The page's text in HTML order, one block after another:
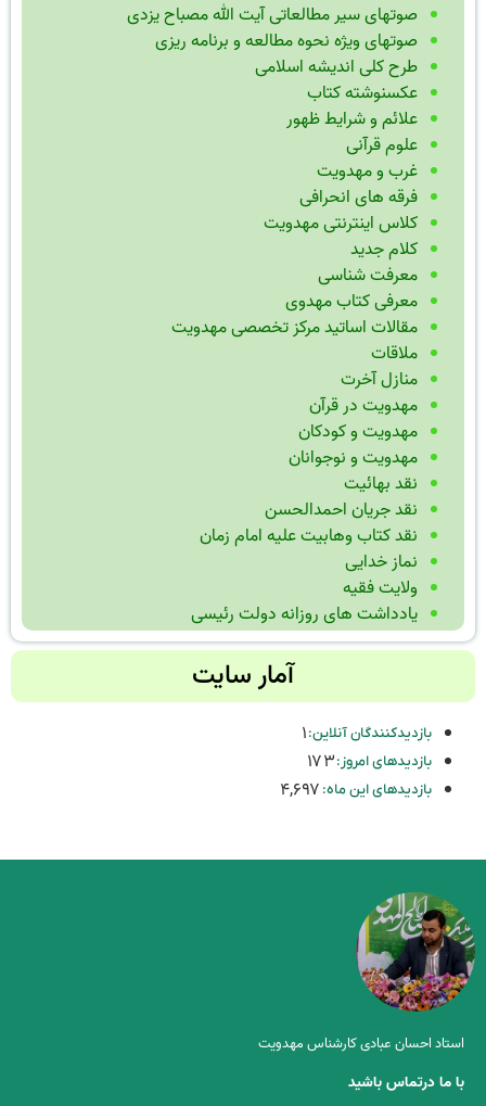
صوتهای سیر مطالعاتی آیت الله مصباح یزدی
صوتهای ویژه نحوه مطالعه و برنامه ریزی
طرح کلی اندیشه اسلامی
عکسنوشته کتاب
علائم و شرایط ظهور
علوم قرآنی
غرب و مهدویت
فرقه های انحرافی
کلاس اینترنتی مهدویت
کلام جدید
معرفت شناسی
معرفی کتاب مهدوی
مقالات اساتید مرکز تخصصی مهدویت
ملاقات
منازل آخرت
مهدویت در قرآن
مهدویت و کودکان
مهدویت و نوجوانان
نقد بهائیت
نقد جریان احمدالحسن
نقد کتاب وهابیت علیه امام زمان
نماز خدایی
ولایت فقیه
یادداشت های روزانه دولت رئیسی
آمار سایت
بازدیدکنندگان آنلاین:۱
بازدیدهای امروز:۱۷۳
بازدیدهای این ماه: ۴,۶۹۷
استاد احسان عبادی کارشناس مهدویت
با ما درتماس باشید